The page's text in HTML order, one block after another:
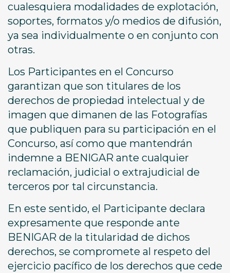
cualesquiera modalidades de explotación,
soportes, formatos y/o medios de difusión,
ya sea individualmente o en conjunto con
otras.
Los Participantes en el Concurso
garantizan que son titulares de los
derechos de propiedad intelectual y de
imagen que dimanen de las Fotografías
que publiquen para su participación en el
Concurso, así como que mantendrán
indemne a BENIGAR ante cualquier
reclamación, judicial o extrajudicial de
terceros por tal circunstancia.
En este sentido, el Participante declara
expresamente que responde ante
BENIGAR de la titularidad de dichos
derechos, se compromete al respeto del
ejercicio pacífico de los derechos que cede